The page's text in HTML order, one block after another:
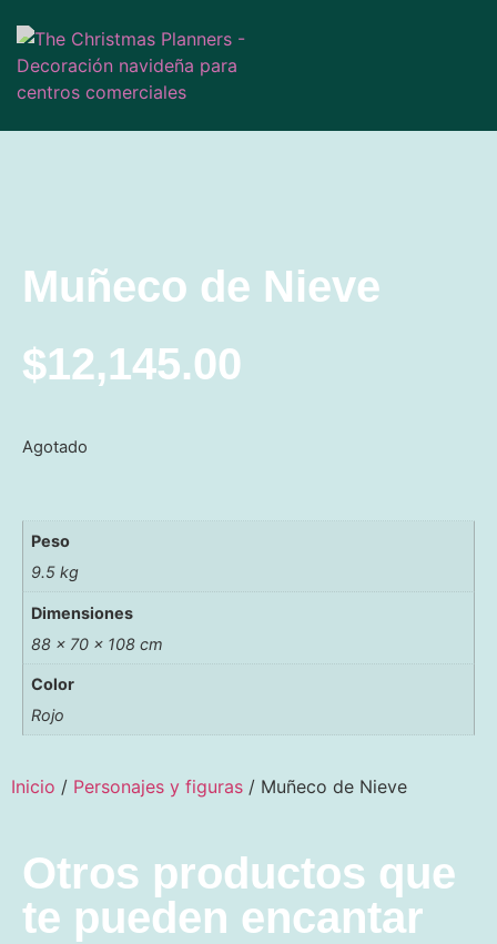
Muñeco de Nieve
$12,145.00
Agotado
Peso
9.5 kg
Dimensiones
88 × 70 × 108 cm
Color
Rojo
Inicio / Personajes y figuras / Muñeco de Nieve
Otros productos que
te pueden encantar